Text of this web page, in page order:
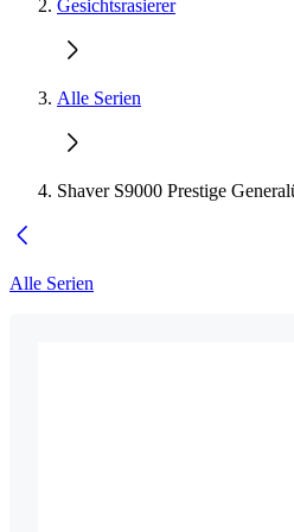
Gesichtsrasierer
Alle Serien
Shaver S9000 Prestige
Alle Serien